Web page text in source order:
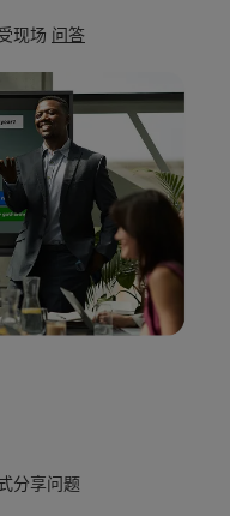
现场 问答
分享问题